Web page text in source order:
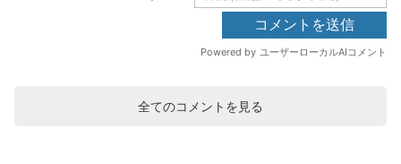
全てのコメントを見る